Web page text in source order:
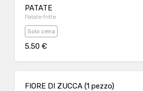
PATATE
Patate fritte
Solo cena
5.50 €
FIORE DI ZUCCA (1 pezzo)